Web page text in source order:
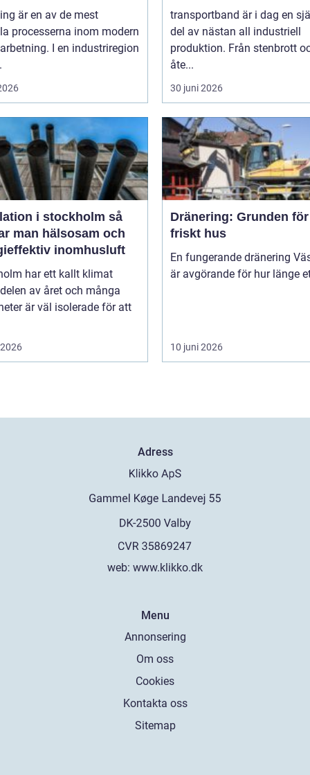
är en av de mest
processerna inom modern
I en industriregion
transportband är i dag en
del av nästan all industriell
produktion. Från stenbrott
åte...
30 juni 2026
i stockholm så
man hälsosam och
inomhusluft
har ett kallt klimat
av året och många
är väl isolerade för att
Dränering: Grunden
friskt hus
En fungerande dränering
är avgörande för hur länge
10 juni 2026
Adress
web: www.klikko.dk
Menu
Annonsering
Om oss
Cookies
Kontakta oss
Sitemap